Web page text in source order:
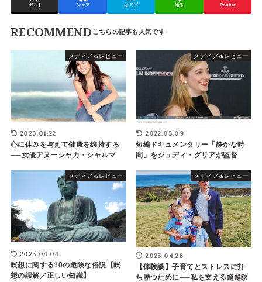
ポスト シェア はてブ 送る Pocket
RECOMMEND
メディア＆レビュー
2023.01.22
心に休みを与えて健康を維持する
──女優アヌーシャカ・シャルマ
メディア＆レビュー
2022.03.09
短編ドキュメンタリー「静かな時
間」をジュディ・グリアが監督
メディア＆レビュー
2025.04.04
瞑想に関する10の危険な俗説【瞑
想の誤解／正しい知識】
メディア＆レビュー
2025.04.26
【体験談】子育てとストレスに打
ち勝つために──私を支える超越瞑